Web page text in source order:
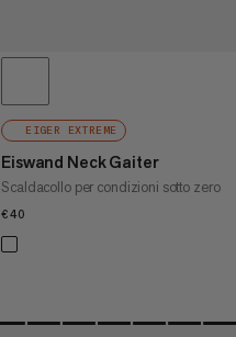
EIGER EXTREME
Eiswand Neck Gaiter
Scaldacollo per condizioni sotto zero
€40